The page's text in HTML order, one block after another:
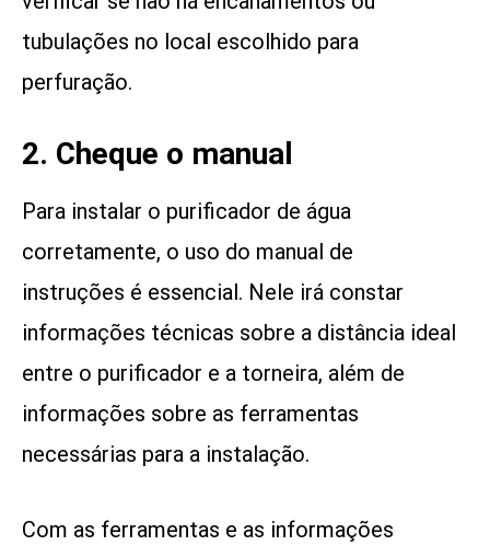
tubulações no local escolhido para
perfuração.
2. Cheque o manual
Para instalar o purificador de água
corretamente, o uso do manual de
instruções é essencial. Nele irá constar
informações técnicas sobre a distância ideal
entre o purificador e a torneira, além de
informações sobre as ferramentas
necessárias para a instalação.
Com as ferramentas e as informações